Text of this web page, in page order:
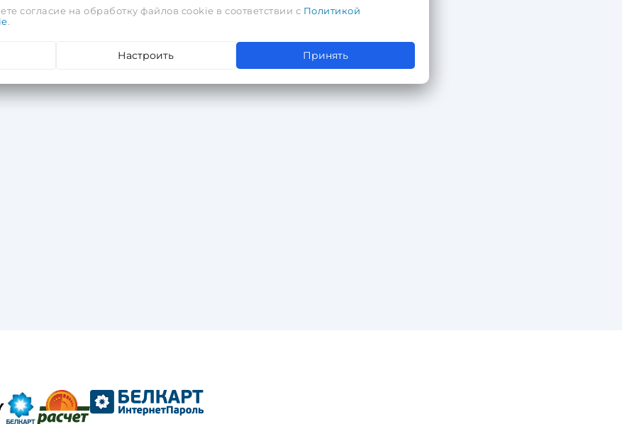
согласие на обработку файлов cookie в соответствии с Политикой
.
Настроить Принять